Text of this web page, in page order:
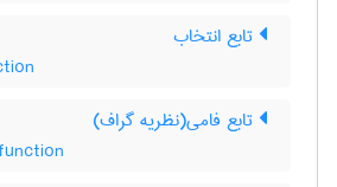
تابع انتخاب
تابع فامی(نظریه گراف)